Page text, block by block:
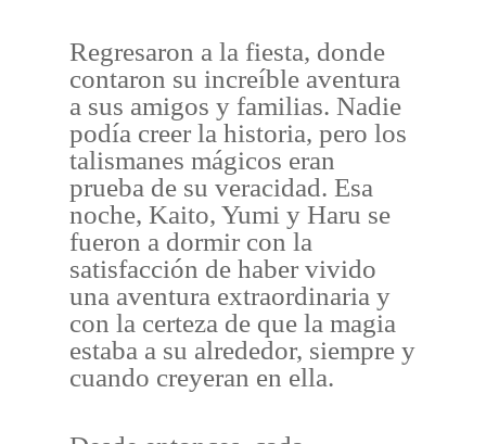
Regresaron a la fiesta, donde
contaron su increíble aventura
a sus amigos y familias. Nadie
podía creer la historia, pero los
talismanes mágicos eran
prueba de su veracidad. Esa
noche, Kaito, Yumi y Haru se
fueron a dormir con la
satisfacción de haber vivido
una aventura extraordinaria y
con la certeza de que la magia
estaba a su alrededor, siempre y
cuando creyeran en ella.